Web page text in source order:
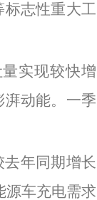
志性重大工
实现较快增
动能。一季
去年同期增长
源车充电需求